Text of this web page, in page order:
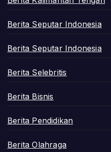
Berita Seputar Indonesia
Berita Seputar Indonesia
Berita Selebritis
Berita Bisnis
Berita Pendidikan
Berita Olahraga